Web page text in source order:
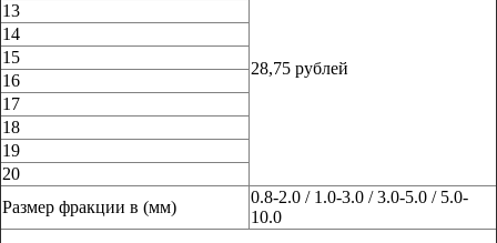
28,75 рублей
13
14
15
16
17
18
19
20
Размер фракции в (мм)
0.8-2.0 / 1.0-3.0 / 3.0-5.0 / 5.0-
10.0